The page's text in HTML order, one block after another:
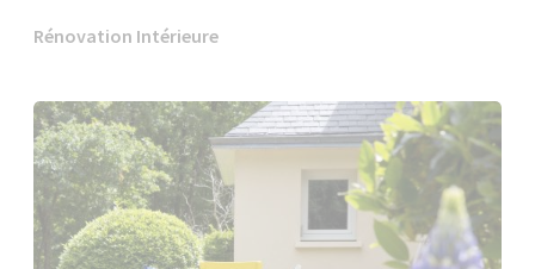
Rénovation Intérieure